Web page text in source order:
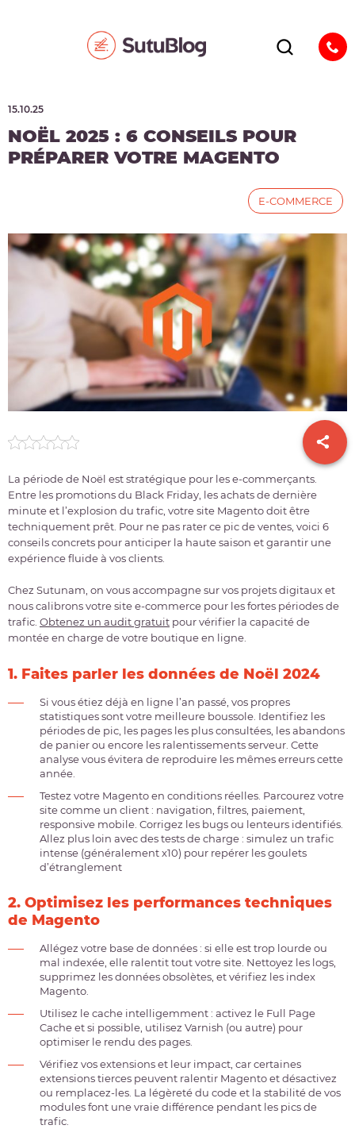
15.10.25
NOËL 2025 : 6 CONSEILS POUR
PRÉPARER VOTRE MAGENTO
E-COMMERCE
La période de Noël est stratégique pour les e-commerçants.
Entre les promotions du Black Friday, les achats de dernière
minute et l’explosion du trafic, votre site Magento doit être
techniquement prêt. Pour ne pas rater ce pic de ventes, voici 6
conseils concrets pour anticiper la haute saison et garantir une
expérience fluide à vos clients.
Chez Sutunam, on vous accompagne sur vos projets digitaux et
nous calibrons votre site e-commerce pour les fortes périodes de
trafic. Obtenez un audit gratuit pour vérifier la capacité de
montée en charge de votre boutique en ligne.
1. Faites parler les données de Noël 2024
Si vous étiez déjà en ligne l’an passé, vos propres
statistiques sont votre meilleure boussole. Identifiez les
périodes de pic, les pages les plus consultées, les abandons
de panier ou encore les ralentissements serveur. Cette
analyse vous évitera de reproduire les mêmes erreurs cette
année.
Testez votre Magento en conditions réelles. Parcourez votre
site comme un client : navigation, filtres, paiement,
responsive mobile. Corrigez les bugs ou lenteurs identifiés.
Allez plus loin avec des tests de charge : simulez un trafic
intense (généralement x10) pour repérer les goulets
d’étranglement
2. Optimisez les performances techniques
de Magento
Allégez votre base de données : si elle est trop lourde ou
mal indexée, elle ralentit tout votre site. Nettoyez les logs,
supprimez les données obsolètes, et vérifiez les index
Magento.
Utilisez le cache intelligemment : activez le Full Page
Cache et si possible, utilisez Varnish (ou autre) pour
optimiser le rendu des pages.
Vérifiez vos extensions et leur impact, car certaines
extensions tierces peuvent ralentir Magento et désactivez
ou remplacez-les. La légèreté du code et la stabilité de vos
modules font une vraie différence pendant les pics de
trafic.